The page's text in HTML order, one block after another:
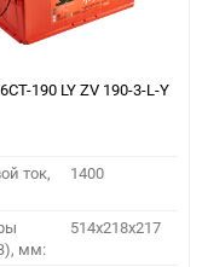
190 LY ZV 190-3-L-Y
ток,
1400
мм:
514x218x217